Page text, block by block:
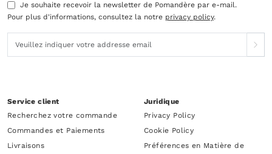
Je souhaite recevoir la newsletter de Pomandère par e-mail.
Pour plus d'informations, consultez la notre privacy policy.
Service client
Recherchez votre commande
Commandes et Paiements
Livraisons
Juridique
Privacy Policy
Cookie Policy
Préférences en Matière de